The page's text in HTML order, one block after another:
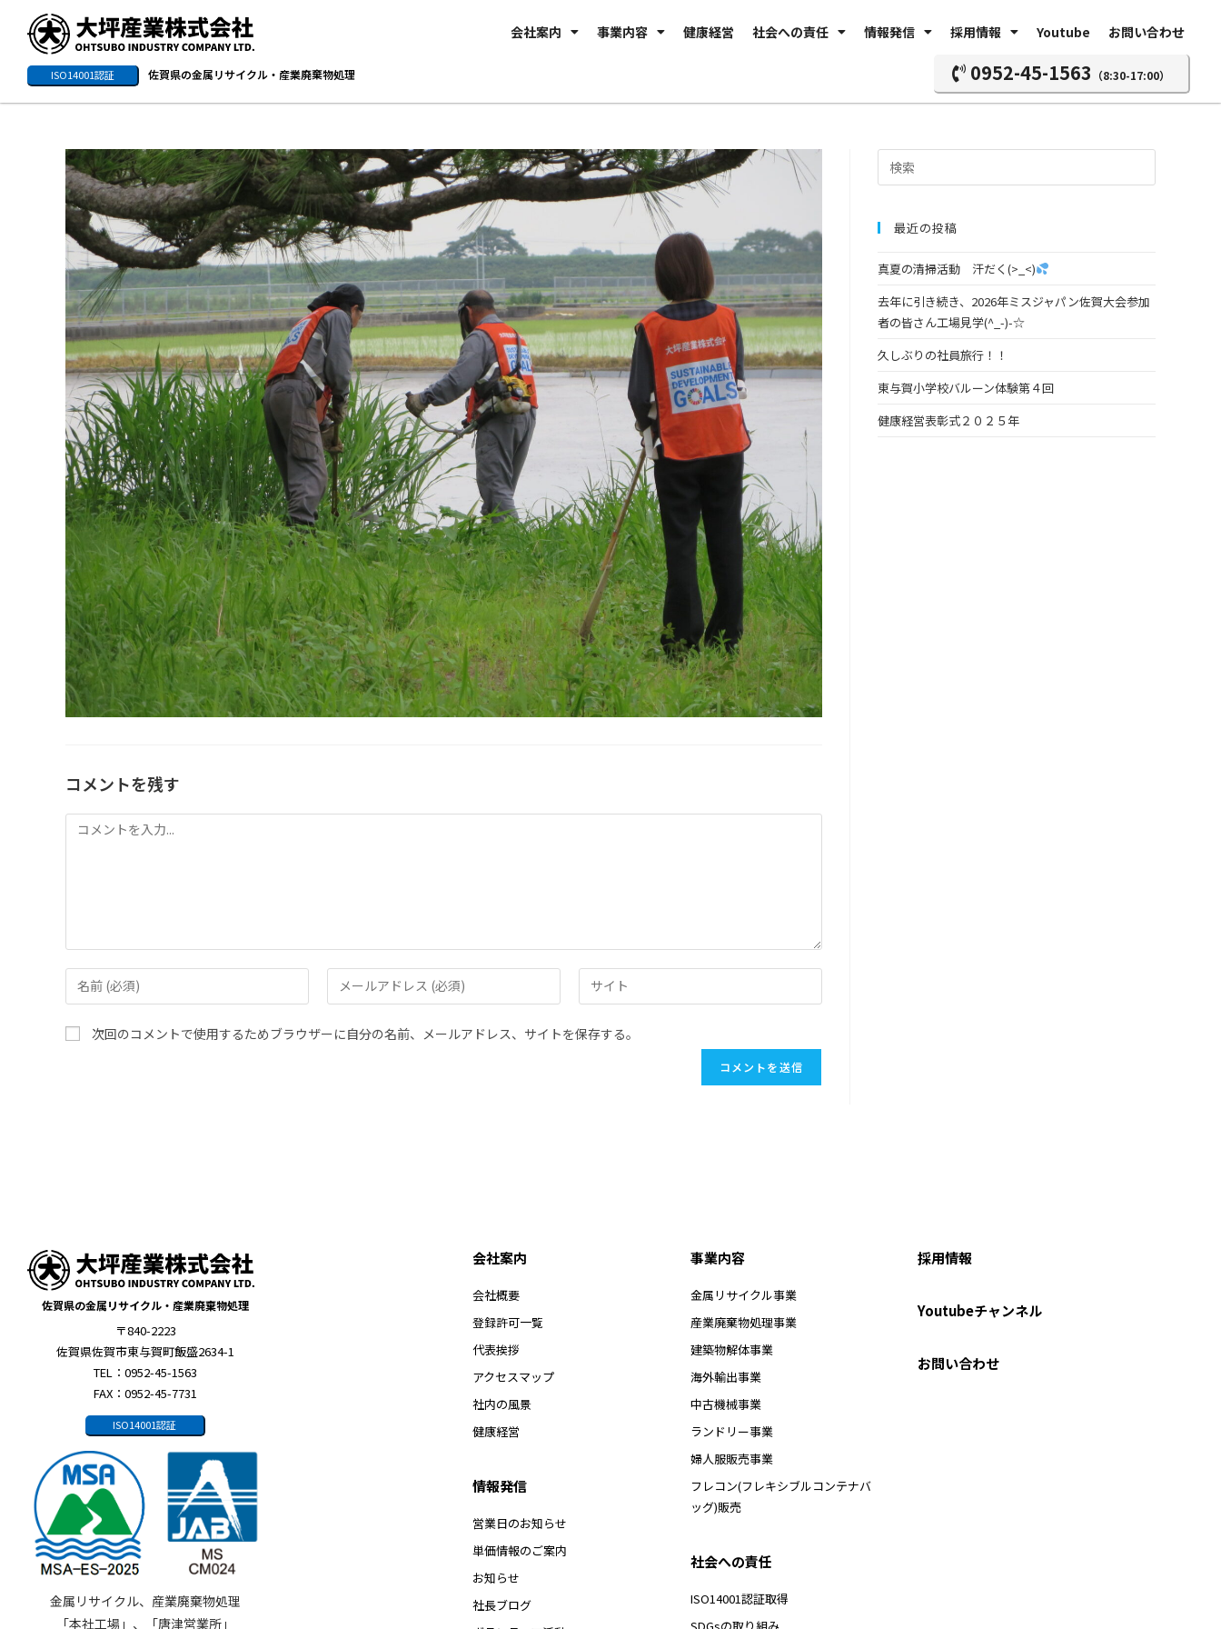
会社案内 事業内容 健康経営 社会への責任 情報発信 採用情報 Youtube お問い合わせ
ISO14001認証 佐賀県の金属リサイクル・産業廃棄物処理 0952-45-1563 （8:30-17:00）
コメントを残す
次回のコメントで使用するためブラウザーに自分の名前、メールアドレス、サイトを保存する。
最近の投稿
真夏の清掃活動 汗だく(>_<)
去年に引き続き、2026年ミスジャパン佐賀大会参加
者の皆さん工場見学(^_-)-☆
久しぶりの社員旅行！！
東与賀小学校バルーン体験第４回
健康経営表彰式２０２５年
佐賀県の金属リサイクル・産業廃棄物処理
〒840-2223
佐賀県佐賀市東与賀町飯盛2634-1
TEL：0952-45-1563
FAX：0952-45-7731
ISO14001認証
金属リサイクル、産業廃棄物処理
「本社工場」、「唐津営業所」
会社案内
会社概要
登録許可一覧
代表挨拶
アクセスマップ
社内の風景
健康経営
情報発信
営業日のお知らせ
単価情報のご案内
お知らせ
社長ブログ
事業内容
金属リサイクル事業
産業廃棄物処理事業
建築物解体事業
海外輸出事業
中古機械事業
ランドリー事業
婦人服販売事業
フレコン(フレキシブルコンテナバ
ッグ)販売
社会への責任
ISO14001認証取得
採用情報
Youtubeチャンネル
お問い合わせ